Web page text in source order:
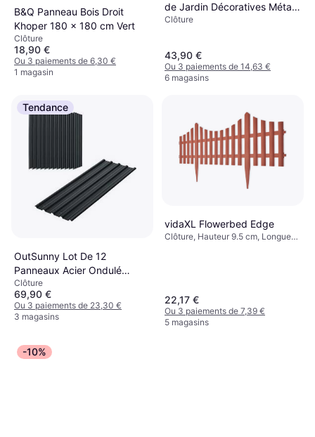
B&Q Panneau Bois Droit
Khoper 180 x 180 cm Vert
Clôture
18,90 €
Ou 3 paiements de 6,30 €
1 magasin
de Jardin Décoratives Métal
305 x 62 cm
Clôture
43,90 €
Ou 3 paiements de 14,63 €
6 magasins
Tendance
OutSunny Lot De 12
Panneaux Acier Ondulé
Anthracite
Clôture
69,90 €
Ou 3 paiements de 23,30 €
3 magasins
vidaXL Flowerbed Edge
Clôture, Hauteur 9.5 cm, Longueur
22,17 €
Ou 3 paiements de 7,39 €
5 magasins
-10%